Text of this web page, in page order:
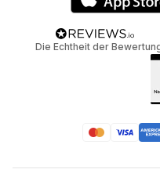
Die Echtheit der